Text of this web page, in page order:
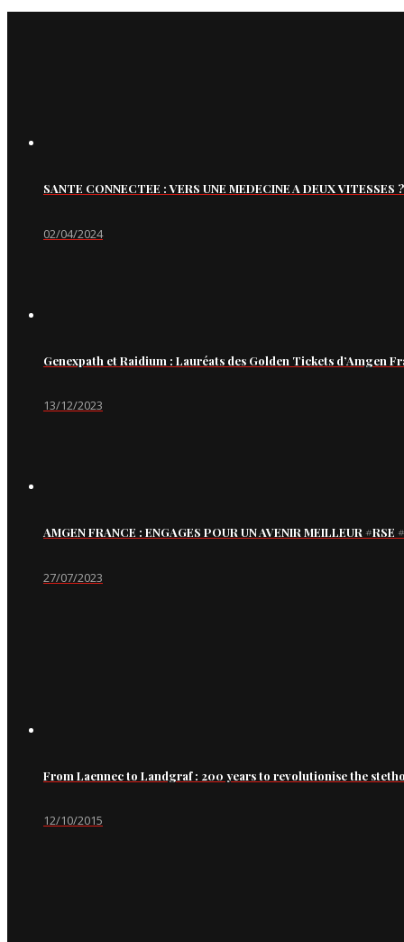
SANTE CONNECTEE : VERS UNE MEDECINE A DEUX VITESSES ?
02/04/2024
Genexpath et Raidium : Lauréats des Golden Tickets d’Amgen
13/12/2023
AMGEN FRANCE : ENGAGES POUR UN AVENIR MEILLEUR
27/07/2023
From Laennec to Landgraf : 200 years to revolutionise the
12/10/2015